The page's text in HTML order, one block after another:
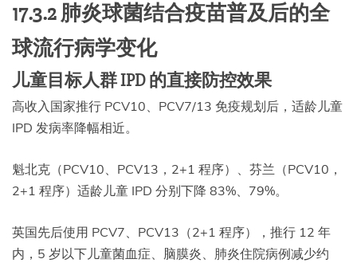
17.3.2 肺炎球菌结合疫苗普及后的全
球流行病学变化
儿童目标人群 IPD 的直接防控效果
高收入国家推行 PCV10、PCV7/13 免疫规划后，适龄儿童
IPD 发病率降幅相近。
魁北克（PCV10、PCV13，2+1 程序）、芬兰（PCV10，
2+1 程序）适龄儿童 IPD 分别下降 83%、79%。
英国先后使用 PCV7、PCV13（2+1 程序），推行 12 年
内，5 岁以下儿童菌血症、脑膜炎、肺炎住院病例减少约